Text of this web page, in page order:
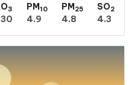
O3
30
PM10
4.9
PM25
4.8
SO2
4.3